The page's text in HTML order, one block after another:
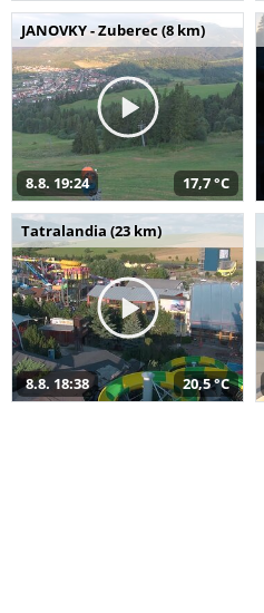
JANOVKY - Zuberec (8 km)
8.8. 19:24 17,7 °C
Tatralandia (23 km)
8.8. 18:38 20,5 °C